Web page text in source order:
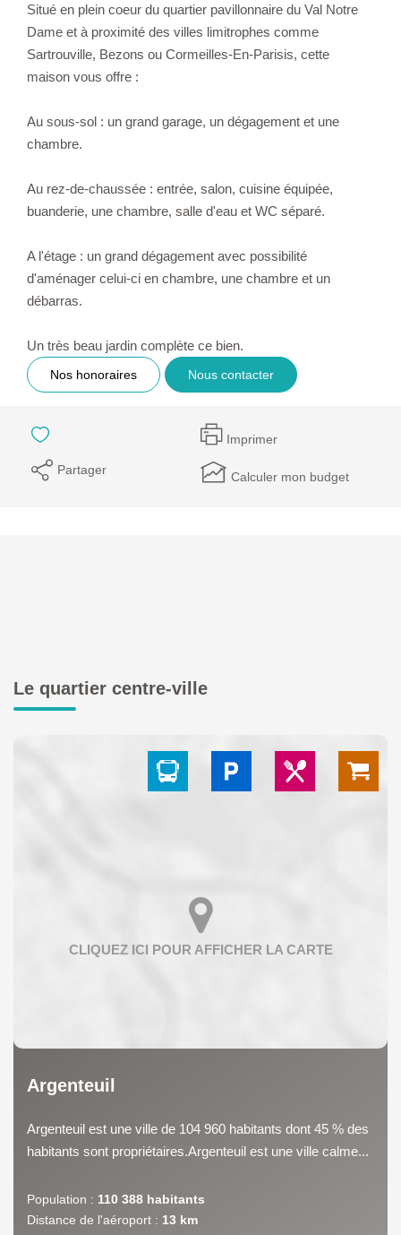
Situé en plein coeur du quartier pavillonnaire du Val Notre
Dame et à proximité des villes limitrophes comme
Sartrouville, Bezons ou Cormeilles-En-Parisis, cette
maison vous offre :
Au sous-sol : un grand garage, un dégagement et une
chambre.
Au rez-de-chaussée : entrée, salon, cuisine équipée,
buanderie, une chambre, salle d'eau et WC séparé.
A l'étage : un grand dégagement avec possibilité
d'aménager celui-ci en chambre, une chambre et un
débarras.
Un très beau jardin complète ce bien.
Nos honoraires Nous contacter
Imprimer
Partager Calculer mon budget
Le quartier centre-ville
Argenteuil
Argenteuil est une ville de 104 960 habitants dont 45 % des
habitants sont propriétaires.Argenteuil est une ville calme...
Population : 110 388 habitants
Distance de l'aéroport : 13 km